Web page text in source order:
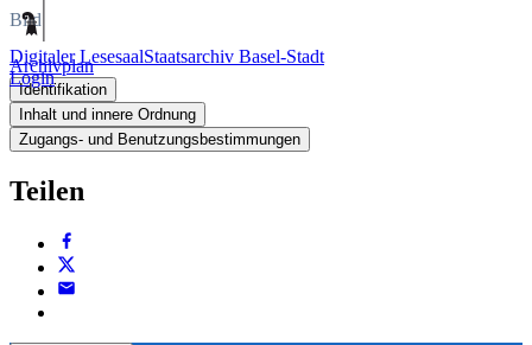
Digitaler LesesaalStaatsarchiv Basel-Stadt
Login
Bild
Archivplan
Identifikation
Inhalt und innere Ordnung
Zugangs- und Benutzungsbestimmungen
Teilen